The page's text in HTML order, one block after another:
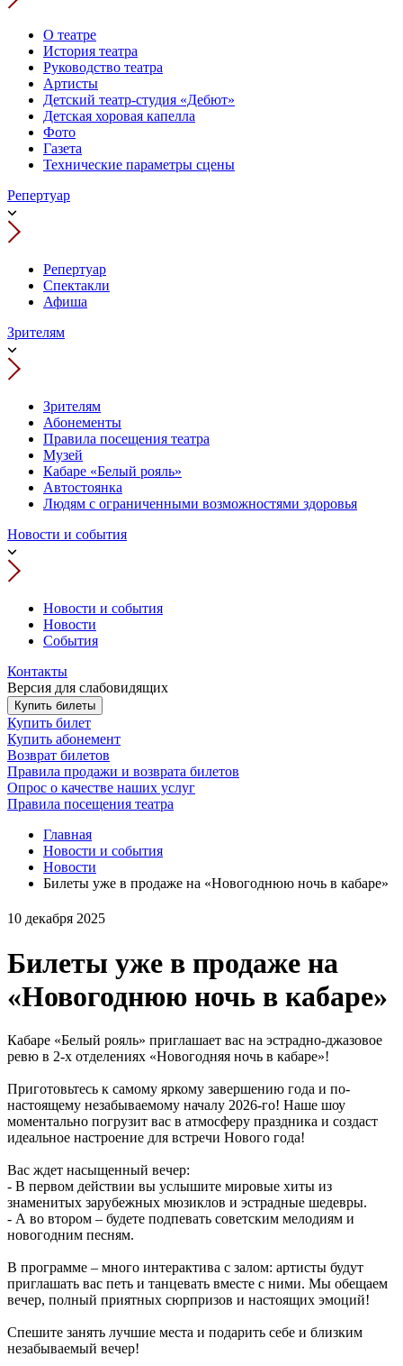
О театре
История театра
Руководство театра
Артисты
Детский театр-студия «Дебют»
Детская хоровая капелла
Фото
Газета
Технические параметры сцены
Репертуар
Репертуар
Спектакли
Афиша
Зрителям
Зрителям
Абонементы
Правила посещения театра
Музей
Кабаре «Белый рояль»
Автостоянка
Людям с ограниченными возможностями здоровья
Новости и события
Новости и события
Новости
События
Контакты
Версия для слабовидящих
Купить билеты
Купить билет
Купить абонемент
Возврат билетов
Правила продажи и возврата билетов
Опрос о качестве наших услуг
Правила посещения театра
Главная
Новости и события
Новости
Билеты уже в продаже на «Новогоднюю ночь в кабаре»
10 декабря 2025
Билеты уже в продаже на
«Новогоднюю ночь в кабаре»
Кабаре «Белый рояль» приглашает вас на эстрадно-джазовое
ревю в 2-х отделениях «Новогодняя ночь в кабаре»!
Приготовьтесь к самому яркому завершению года и по-
настоящему незабываемому началу 2026-го! Наше шоу
моментально погрузит вас в атмосферу праздника и создаст
идеальное настроение для встречи Нового года!
Вас ждет насыщенный вечер:
- В первом действии вы услышите мировые хиты из
знаменитых зарубежных мюзиклов и эстрадные шедевры.
- А во втором – будете подпевать советским мелодиям и
новогодним песням.
В программе – много интерактива с залом: артисты будут
приглашать вас петь и танцевать вместе с ними. Мы обещаем
вечер, полный приятных сюрпризов и настоящих эмоций!
Спешите занять лучшие места и подарить себе и близким
незабываемый вечер!